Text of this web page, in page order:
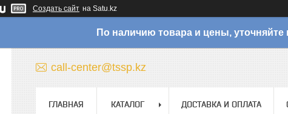
Создать сайт на Satu.kz
По наличию товара и цены, уточняйте
call-center@tssp.kz
ГЛАВНАЯ КАТАЛОГ ДОСТАВКА И ОПЛАТА